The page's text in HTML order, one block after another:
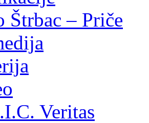
Štrbac – Priče
Veritas